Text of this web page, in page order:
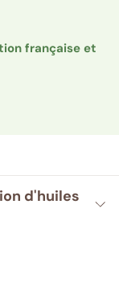
française et
d'huiles